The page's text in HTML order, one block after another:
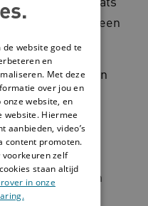
omdat je een
kanten van hun
alleen hun
deze jongeren
en
website goed te
en
Met deze
over jou en
website, en
website. Hiermee
aanbieden, video’s
content promoten.
voorkeuren zelf
staan altijd
in onze